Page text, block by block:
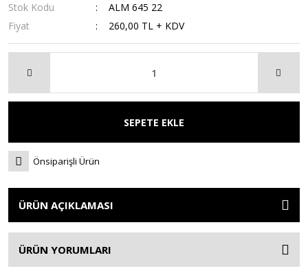
Stok Kodu
ALM 645 22
Fiyat
260,00 TL + KDV
SEPETE EKLE
Önsiparişli Ürün
ÜRÜN AÇIKLAMASI
ÜRÜN YORUMLARI